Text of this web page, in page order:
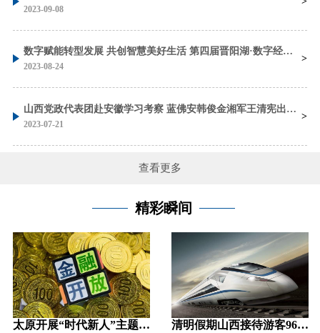
2023-09-08
数字赋能转型发展 共创智慧美好生活 第四届晋阳湖·数字经济发展峰会在太原开幕 蓝佛安 刘石泉致辞 金湘军主持 朱宏任作主旨发言
2023-08-24
山西党政代表团赴安徽学习考察 蓝佛安韩俊金湘军王清宪出席座谈会并参加考察
2023-07-21
查看更多
精彩瞬间
太原开展“时代新人”主题活动汇聚奋斗力量 清明假期山西接待游客964.69万 旅游收入46.26亿元